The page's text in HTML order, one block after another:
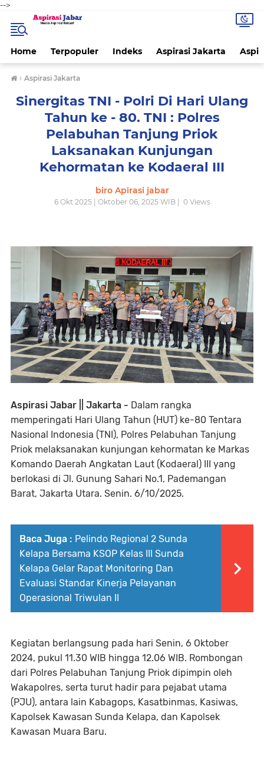
-->
Home Terpopuler Indeks Aspirasi Jakarta
› Aspirasi Jakarta
Sinergitas TNI - Polri Di Hari Ulang
Tahun ke - 80. TNI : Polres
Pelabuhan Tanjung Priok
Laksanakan Kunjungan
Kehormatan ke Kodaeral III
biro Apirasi jabar
6 Okt 2025 | Oktober 06, 2025 WIB | 0Views
Aspirasi Jabar || Jakarta - Dalam rangka
memperingati Hari Ulang Tahun (HUT) ke-80 Tentara
Nasional Indonesia (TNI), Polres Pelabuhan Tanjung
Priok melaksanakan kunjungan kehormatan ke Markas
Komando Daerah Angkatan Laut (Kodaeral) III yang
berlokasi di Jl. Gunung Sahari No.1, Pademangan
Barat, Jakarta Utara. Senin. 6/10/2025.
Baca Juga : Pelindo Regional 2 Sunda
Kelapa Bersama KSOP Kelas III Sunda
Kelapa Gelar Rapat Monitoring Dan
Evaluasi Standar Kinerja Pelayanan
Operasional Triwulan II
Kegiatan berlangsung pada hari Senin, 6 Oktober
2024, pukul 11.30 WIB hingga 12.06 WIB. Rombongan
dari Polres Pelabuhan Tanjung Priok dipimpin oleh
Wakapolres, serta turut hadir para pejabat utama
(PJU), antara lain Kabagops, Kasatbinmas, Kasiwas,
Kapolsek Kawasan Sunda Kelapa, dan Kapolsek
Kawasan Muara Baru.